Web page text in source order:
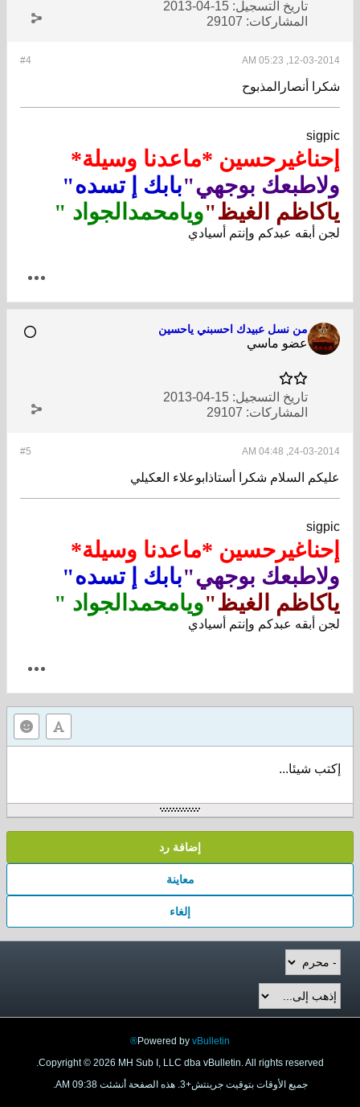
تاريخ التسجيل: 15-04-2013
المشاركات: 29107
#4 12-03-2014, 05:23 AM
شكرا أنصارالمذبوح
sigpic
إحناغيرحسين *ماعدنا وسيلة*
ولاطبعك بوجهي"بابك إ تسده"
ياكاظم الغيظ"ويامحمدالجواد "
لجن أبقه عبدكم وإنتم أسيادي
من نسل عبيدك احسبني ياحسين
عضو ماسي
تاريخ التسجيل: 15-04-2013
المشاركات: 29107
#5 24-03-2014, 04:48 AM
عليكم السلام شكرا أستاذابوعلاء العكيلي
sigpic
إحناغيرحسين *ماعدنا وسيلة*
ولاطبعك بوجهي"بابك إ تسده"
ياكاظم الغيظ"ويامحمدالجواد "
لجن أبقه عبدكم وإنتم أسيادي
إكتب شيئا...
إضافة رد
معاينة
إلغاء
Powered by vBulletin®
Copyright © 2026 MH Sub I, LLC dba vBulletin. All rights reserved.
جميع الأوقات بتوقيت جرينتش+3. هذه الصفحة أنشئت 09:38 AM.